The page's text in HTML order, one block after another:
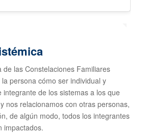
de las Constelaciones Familiares
persona cómo ser individual y
de los sistemas a los que
nos relacionamos con otras personas,
de algún modo, todos los integrantes
impactados.